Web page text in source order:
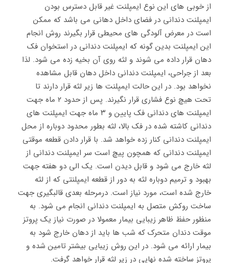
از خوبی های این نوع ایمپلنت غیر قابل دسترس بودن
ایمپلنت دندانی در فضای داخل دهانی می باشد که ممکن
است در معرض آلودگی های محیطی قرار بگیرند روش انجام
این ایمپلنت بدین گونه که ایمپلنت دندانی در استخوان فک
دهان قرار داده می شوند و لثه روی آن بخیه زده می شود. لذا
بعد از جراحی، ایمپلنت دندانی داخل دهان قابل مشاهده
نخواهد بود. در این حالت ایمپلنت ها زیر لثه قرار دارند تا
تحت هیچ نوع فشاری قرار نگیرند. پس از حدود ۲ ماه جهت
ایمپلنت های دندانی فک پایین و ۳ ماه جهت ایمپلنت های
دندانی کاشته شده در فک بالا، لثه بطور محدود دوباره از محل
ایمپلنت دندانی کنار زده خواهد شد. با قرار دادن قطعه موقتی
ایمپلنت دندانی که همچون پیچ است سر ایمپلنت دندانی از
لثه خارج می شود و قابل دیدن است. یک الی دو هفته جهت
بهبود و ترمیم دوباره لثه به دور از قطعه ایمپلنتی که از لثه
خارج شده است، مورد نیاز است. درمرحله بعدی قالبگیری جهت
ساخت روکش متصل به ایمپلنت دندانی انجام می شود. به
منظور حفظ ظاهر زیبایی بیمار معمولا در صورت نیاز یک پروتز
موقت دندان متحرک که شب ها باید از دهان خارج شود به
بیمار ارائه می شود. در این روش زیبایی بیشتر تامین شده و
پروتز ساخته شده نهایی در زیر لثه قرار خواهد گرفت.